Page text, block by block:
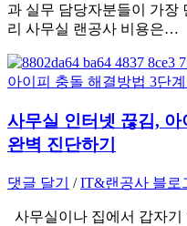
과 실무 담당자분들이 가장
리 사무실 랜공사 비용은…
사무실 인터넷 끊김,
완벽 진단하기
댓글 달기 /IT&랜공사 블로
사무실이나 집에서 갑자기